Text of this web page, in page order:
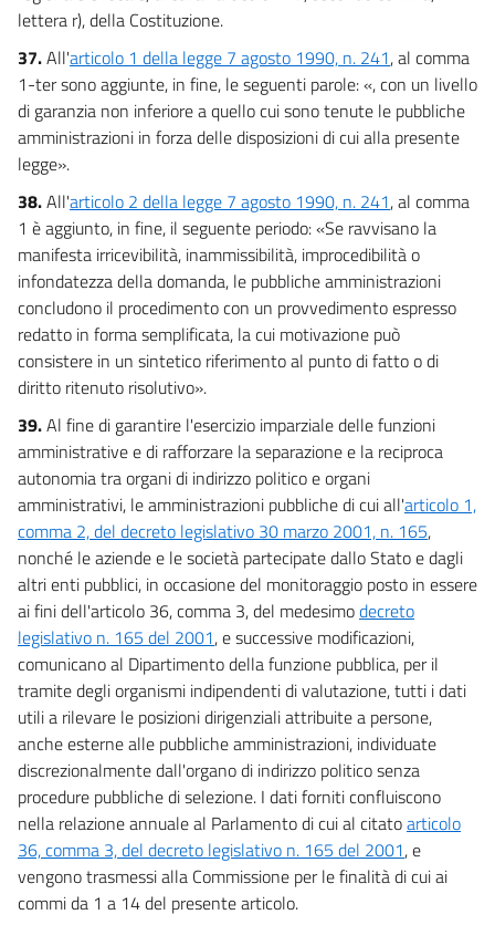
lettera r), della Costituzione.
37.All'articolo 1 della legge 7 agosto 1990, n. 241, al comma
1-ter sono aggiunte, in fine, le seguenti parole: «, con un livello
di garanzia non inferiore a quello cui sono tenute le pubbliche
amministrazioni in forza delle disposizioni di cui alla presente
legge».
38.All'articolo 2 della legge 7 agosto 1990, n. 241, al comma
1 è aggiunto, in fine, il seguente periodo: «Se ravvisano la
manifesta irricevibilità, inammissibilità, improcedibilità o
infondatezza della domanda, le pubbliche amministrazioni
concludono il procedimento con un provvedimento espresso
redatto in forma semplificata, la cui motivazione può
consistere in un sintetico riferimento al punto di fatto o di
diritto ritenuto risolutivo».
39.Al fine di garantire l'esercizio imparziale delle funzioni
amministrative e di rafforzare la separazione e la reciproca
autonomia tra organi di indirizzo politico e organi
amministrativi, le amministrazioni pubbliche di cui all'articolo 1,
comma 2, del decreto legislativo 30 marzo 2001, n. 165,
nonché le aziende e le società partecipate dallo Stato e dagli
altri enti pubblici, in occasione del monitoraggio posto in essere
ai fini dell'articolo 36, comma 3, del medesimodecreto
legislativo n. 165 del 2001, e successive modificazioni,
comunicano al Dipartimento della funzione pubblica, per il
tramite degli organismi indipendenti di valutazione, tutti i dati
utili a rilevare le posizioni dirigenziali attribuite a persone,
anche esterne alle pubbliche amministrazioni, individuate
discrezionalmente dall'organo di indirizzo politico senza
procedure pubbliche di selezione. I dati forniti confluiscono
nella relazione annuale al Parlamento di cui al citatoarticolo
36, comma 3, del decreto legislativo n. 165 del 2001, e
vengono trasmessi alla Commissione per le finalità di cui ai
commi da 1 a 14 del presente articolo.